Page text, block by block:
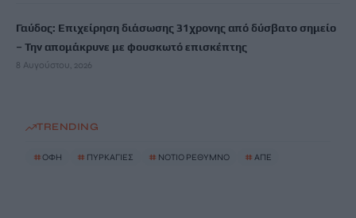
Γαύδος: Επιχείρηση διάσωσης 31χρονης από δύσβατο σημείο
– Την απομάκρυνε με φουσκωτό επισκέπτης
8 Αυγούστου, 2026
TRENDING
#ΟΦΗ # ΠΥΡΚΑΓΙΕΣ # ΝΟΤΙΟ ΡΕΘΥΜΝΟ # ΑΠΕ